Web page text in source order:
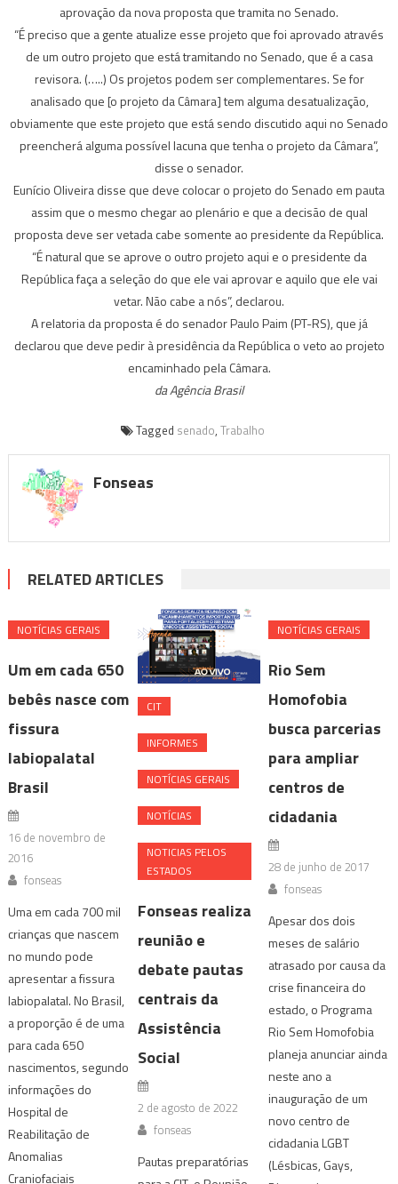
aprovação da nova proposta que tramita no Senado.
“É preciso que a gente atualize esse projeto que foi aprovado através
de um outro projeto que está tramitando no Senado, que é a casa
revisora. (…..) Os projetos podem ser complementares. Se for
analisado que [o projeto da Câmara] tem alguma desatualização,
obviamente que este projeto que está sendo discutido aqui no Senado
preencherá alguma possível lacuna que tenha o projeto da Câmara”,
disse o senador.
Eunício Oliveira disse que deve colocar o projeto do Senado em pauta
assim que o mesmo chegar ao plenário e que a decisão de qual
proposta deve ser vetada cabe somente ao presidente da República.
“É natural que se aprove o outro projeto aqui e o presidente da
República faça a seleção do que ele vai aprovar e aquilo que ele vai
vetar. Não cabe a nós”, declarou.
A relatoria da proposta é do senador Paulo Paim (PT-RS), que já
declarou que deve pedir à presidência da República o veto ao projeto
encaminhado pela Câmara.
da Agência Brasil
Tagged senado, Trabalho
Fonseas
RELATED ARTICLES
NOTÍ­CIAS GERAIS
Um em cada 650
bebês nasce com
fissura
labiopalatal
Brasil
16 de novembro de
2016
fonseas
Uma em cada 700 mil
crianças que nascem
no mundo pode
apresentar a fissura
labiopalatal. No Brasil,
a proporção é de uma
para cada 650
nascimentos, segundo
informações do
Hospital de
Reabilitação de
Anomalias
Craniofaciais
CIT
INFORMES
NOTÍ­CIAS GERAIS
NOTÍCIAS
NOTICIAS PELOS
ESTADOS
Fonseas realiza
reunião e
debate pautas
centrais da
Assistência
Social
2 de agosto de 2022
fonseas
Pautas preparatórias
NOTÍ­CIAS GERAIS
Rio Sem
Homofobia
busca parcerias
para ampliar
centros de
cidadania
28 de junho de 2017
fonseas
Apesar dos dois
meses de salário
atrasado por causa da
crise financeira do
estado, o Programa
Rio Sem Homofobia
planeja anunciar ainda
neste ano a
inauguração de um
novo centro de
cidadania LGBT
(Lésbicas, Gays,